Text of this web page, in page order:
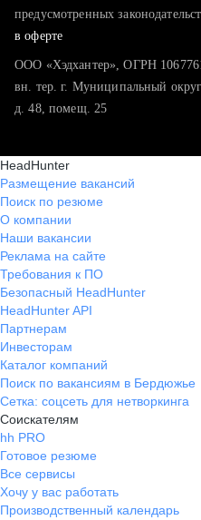
предусмотренных
в оферте
ООО «Хэдхантер», ОГРН
вн. тер. г. Муниципальный
д. 48, помещ. 25
HeadHunter
Размещение вакансий
Поиск по резюме
О компании
Наши вакансии
Реклама на сайте
Требования к ПО
Безопасный HeadHunter
HeadHunter API
Партнерам
Инвесторам
Каталог компаний
Поиск по вакансиям в Бердюжье
Сетка: соцсеть для нетворкинга
Соискателям
hh PRO
Готовое резюме
Все сервисы
Хочу у вас работать
Производственный календарь